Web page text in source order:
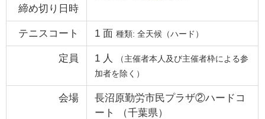
締め切り日時
テニスコート 1面 種類: 全天候（ハード）
定員 1 人
（主催者本人及び主催者枠による参
加者を除く）
会場
長沼原勤労市民プラザ②ハードコ
ート
（千葉県）